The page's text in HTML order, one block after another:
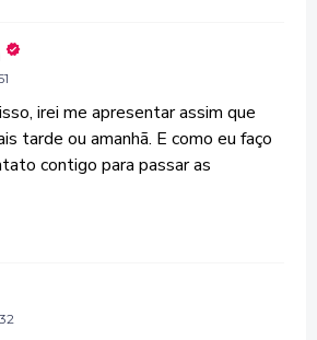
irei me apresentar assim que
tarde ou amanhã. E como eu faço
contigo para passar as